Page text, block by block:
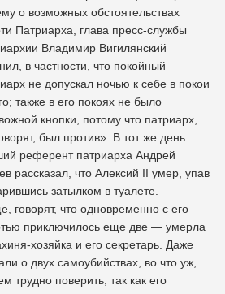
о возможных обстоятельствах
Патриарха, глава пресс-службы
Владимир Вигилянский
в частности, что покойный
не допускал ночью к себе в покои
также в его покоях не было
кнопки, потому что патриарх,
был против». В тот же день
референт патриарха Андрей
рассказал, что Алексий II умер, упав
затылком в туалете.
говорят, что одновременно с его
приключилось еще две — умерла
хозяйка и его секретарь. Даже
о двух самоубийствах, во что уж,
трудно поверить, так как его